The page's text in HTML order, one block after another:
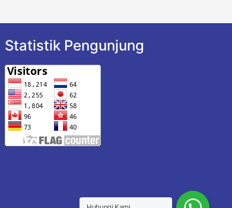
Statistik Pengunjung